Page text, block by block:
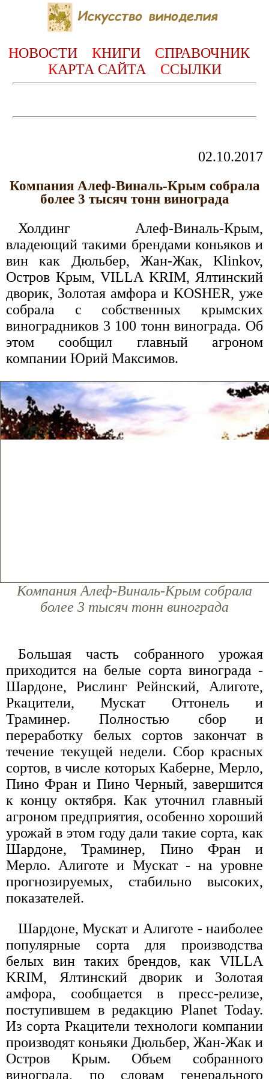
НОВОСТИ КНИГИ СПРАВОЧНИК
КАРТА САЙТА ССЫЛКИ
02.10.2017
Компания Алеф-Виналь-Крым собрала
более 3 тысяч тонн винограда
Холдинг Алеф-Виналь-Крым,
владеющий такими брендами коньяков и
вин как Дюльбер, Жан-Жак, Klinkov,
Остров Крым, VILLA KRIM, Ялтинский
дворик, Золотая амфора и KOSHER, уже
собрала с собственных крымских
виноградников 3 100 тонн винограда. Об
этом сообщил главный агроном
компании Юрий Максимов.
Компания Алеф-Виналь-Крым собрала
более 3 тысяч тонн винограда
Большая часть собранного урожая
приходится на белые сорта винограда -
Шардоне, Рислинг Рейнский, Алиготе,
Ркацители, Мускат Оттонель и
Траминер. Полностью сбор и
переработку белых сортов закончат в
течение текущей недели. Сбор красных
сортов, в числе которых Каберне, Мерло,
Пино Фран и Пино Черный, завершится
к концу октября. Как уточнил главный
агроном предприятия, особенно хороший
урожай в этом году дали такие сорта, как
Шардоне, Траминер, Пино Фран и
Мерло. Алиготе и Мускат - на уровне
прогнозируемых, стабильно высоких,
показателей.
Шардоне, Мускат и Алиготе - наиболее
популярные сорта для производства
белых вин таких брендов, как VILLA
KRIM, Ялтинский дворик и Золотая
амфора, сообщается в пресс-релизе,
поступившем в редакцию Planet Today.
Из сорта Ркацители технологи компании
производят коньяки Дюльбер, Жан-Жак и
Остров Крым. Объем собранного
винограда, по словам генерального